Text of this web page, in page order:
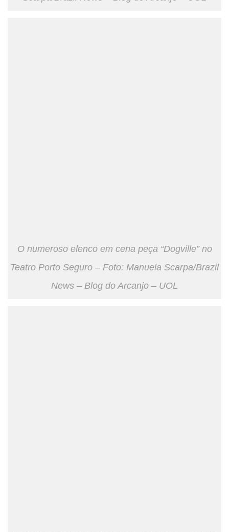
O numeroso elenco em cena peça “Dogville” no
Teatro Porto Seguro – Foto: Manuela Scarpa/Brazil
News – Blog do Arcanjo – UOL